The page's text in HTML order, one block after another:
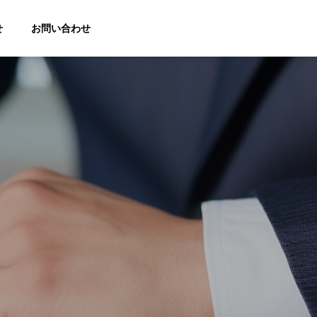
お問い合わせ